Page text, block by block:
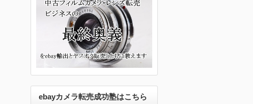
ebayカメラ転売成功塾はこちら